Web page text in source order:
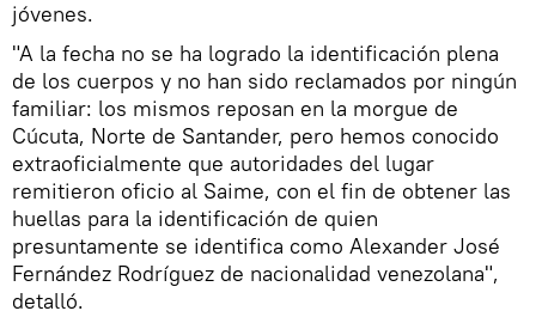
jóvenes.
"A la fecha no se ha logrado la identificación plena
de los cuerpos y no han sido reclamados por ningún
familiar: los mismos reposan en la morgue de
Cúcuta, Norte de Santander, pero hemos conocido
extraoficialmente que autoridades del lugar
remitieron oficio al Saime, con el fin de obtener las
huellas para la identificación de quien
presuntamente se identifica como Alexander José
Fernández Rodríguez de nacionalidad venezolana",
detalló.